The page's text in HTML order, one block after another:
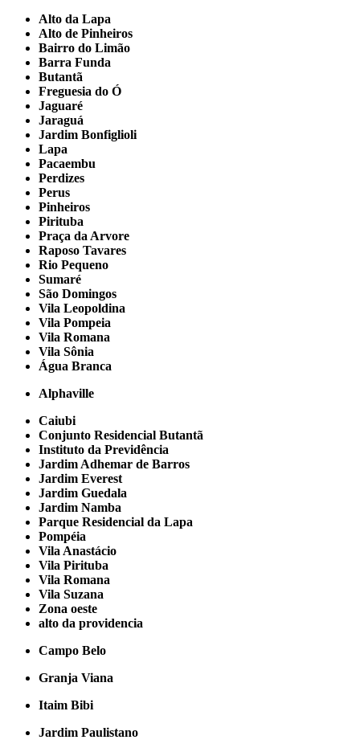
Alto da Lapa
Alto de Pinheiros
Bairro do Limão
Barra Funda
Butantã
Freguesia do Ó
Jaguaré
Jaraguá
Jardim Bonfiglioli
Lapa
Pacaembu
Perdizes
Perus
Pinheiros
Pirituba
Praça da Arvore
Raposo Tavares
Rio Pequeno
Sumaré
São Domingos
Vila Leopoldina
Vila Pompeia
Vila Romana
Vila Sônia
Água Branca
Alphaville
Caiubi
Conjunto Residencial Butantã
Instituto da Previdência
Jardim Adhemar de Barros
Jardim Everest
Jardim Guedala
Jardim Namba
Parque Residencial da Lapa
Pompéia
Vila Anastácio
Vila Pirituba
Vila Romana
Vila Suzana
Zona oeste
alto da providencia
Campo Belo
Granja Viana
Itaim Bibi
Jardim Paulistano